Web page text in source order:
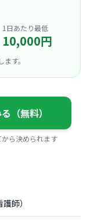
1日あたり最低
10,000円
す。
（無料）
ら決められます
師）